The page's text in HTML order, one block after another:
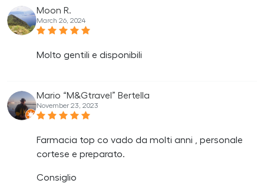
Moon R.
March 26, 2024
Molto gentili e disponibili
Mario “M&Gtravel” Bertella
November 23, 2023
Farmacia top co vado da molti anni , personale
cortese e preparato.
Consiglio